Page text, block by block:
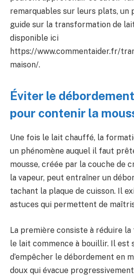
remarquables sur leurs plats, un
guide sur la transformation de
disponible ici
https://www.commentaider.fr/
maison/.
Éviter le
pour contenir la
Une fois le lait chauffé, la
un phénomène auquel il faut
mousse, créée par la couche de
la vapeur, peut entraîner un
tachant la plaque de cuisson. Il
astuces qui permettent de
La première consiste à réduire
le lait commence à bouillir. Il est
d’empêcher le débordement en
doux qui évacue